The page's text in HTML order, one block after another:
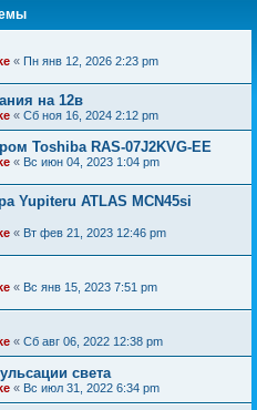
« Пн янв 12, 2026 2:23 pm
на 12в
« Сб ноя 16, 2024 2:12 pm
Toshiba RAS-07J2KVG-EE
« Вс июн 04, 2023 1:04 pm
Yupiteru ATLAS MCN45si
« Вт фев 21, 2023 12:46 pm
« Вс янв 15, 2023 7:51 pm
« Сб авг 06, 2022 12:38 pm
света
« Вс июл 31, 2022 6:34 pm